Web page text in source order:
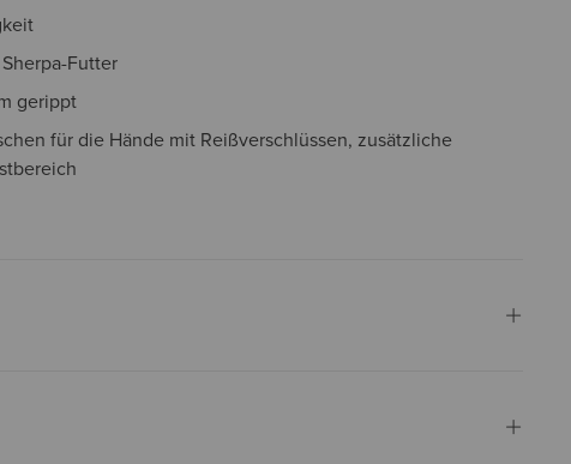
Futter
gerippt
für die Hände mit Reißverschlüssen, zusätzliche